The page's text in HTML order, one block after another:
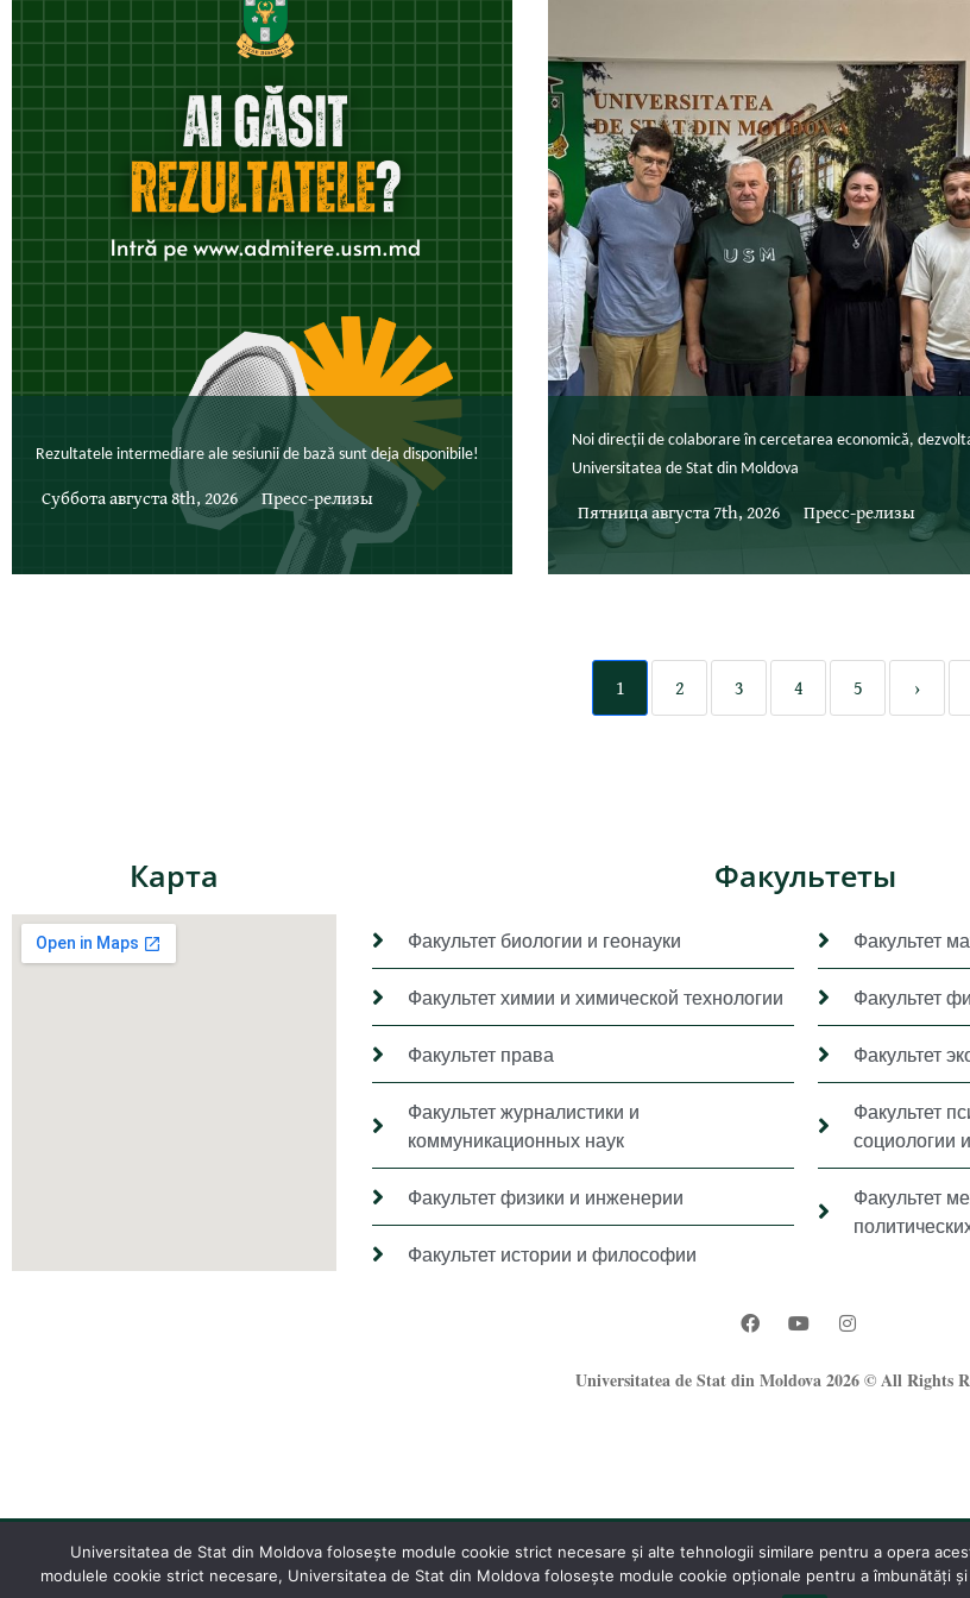
Rezultatele intermediare ale sesiunii de bază sunt deja disponibile!
Суббота августа 8th, 2026 Пресс-релизы
Noi direcții de colaborare în cercetarea economică,
Universitatea de Stat din Moldova
Пятница августа 7th, 2026 Пресс-релизы
1 2 3 4 5 ›
Карта Факультеты
Факультет биологии и геонауки
Факультет химии и химической технологии
Факультет права
Факультет журналистики и
коммуникационных наук
Факультет физики и инженерии
Факультет истории и философии
Факультет
Факультет
Факультет
Факультет
социологии
Факультет
Universitatea de Stat din Moldova 2026 © All Rights
Oficiul Programare Web al USM®
Universitatea de Stat din Moldova folosește module cookie strict necesare și alte tehnologii similare pentru a opera
modulele cookie strict necesare, Universitatea de Stat din Moldova folosește module cookie opționale pentru a îmbunătăți